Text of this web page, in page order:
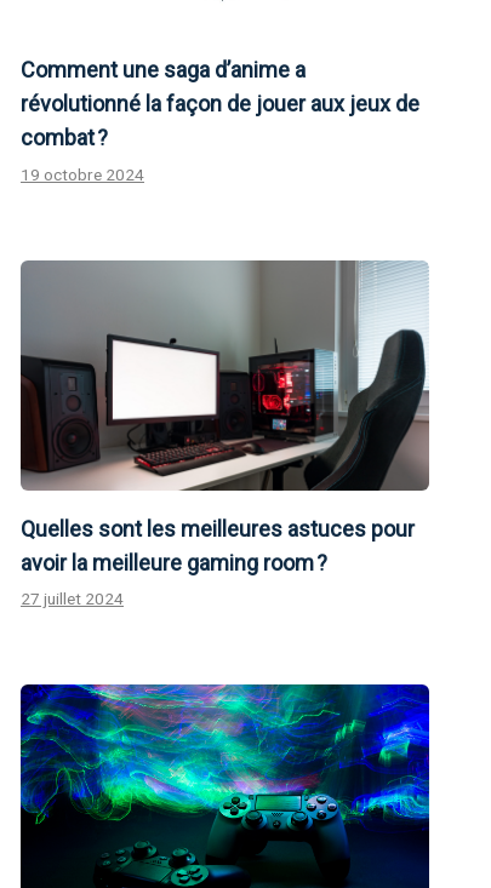
Comment une saga d’anime a
révolutionné la façon de jouer aux jeux de
combat ?
19 octobre 2024
Quelles sont les meilleures astuces pour
avoir la meilleure gaming room ?
27 juillet 2024